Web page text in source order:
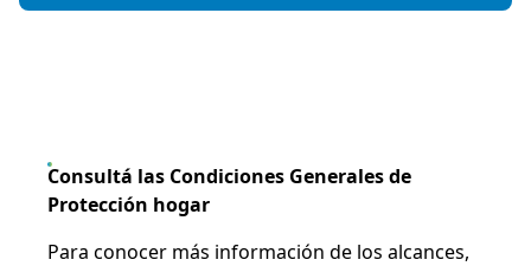
Consultá las Condiciones Generales de
Protección hogar
Para conocer más información de los alcances,